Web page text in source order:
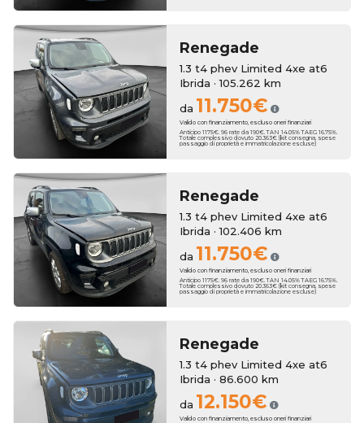
Renegade
1.3 t4 phev Limited 4xe at6
Ibrida · 105.262 km
da 11.750€
Valido con finanziamento, escluso oneri finanziari
Anticipo 1175€. 96 rate da 190€. TAN 14.05% TAEG 16.75%.
Totale complessivo dovuto 20.363€ (kit consegna, spese
passaggio di proprietà e immatricolazione escluse)
Renegade
1.3 t4 phev Limited 4xe at6
Ibrida · 102.406 km
da 11.750€
Valido con finanziamento, escluso oneri finanziari
Anticipo 1175€. 96 rate da 190€. TAN 14.05% TAEG 16.75%.
Totale complessivo dovuto 20.363€ (kit consegna, spese
passaggio di proprietà e immatricolazione escluse)
Renegade
1.3 t4 phev Limited 4xe at6
Ibrida · 86.600 km
da 12.150€
Valido con finanziamento, escluso oneri finanziari